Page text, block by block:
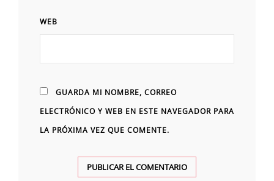
WEB
GUARDA MI NOMBRE, CORREO
ELECTRÓNICO Y WEB EN ESTE NAVEGADOR PARA
LA PRÓXIMA VEZ QUE COMENTE.